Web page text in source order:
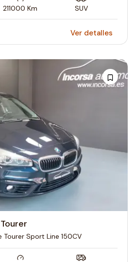
211000 Km SUV
Ver detalles
Tourer Sport Line 150CV